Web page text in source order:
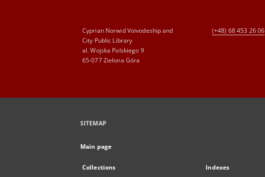
Cyprian Norwid Voivodeship and
City Public Library
al. Wojska Polskiego 9
65-077 Zielona Góra
(+48) 68 453 26 06
SITEMAP
Main page
Collections Indexes